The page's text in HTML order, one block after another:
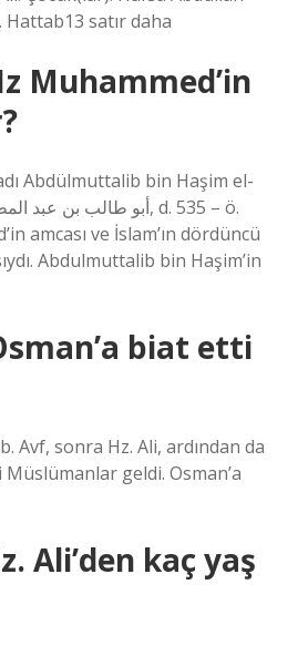
Hattab13 satır daha
Muhammed’in
Abdülmuttalib bin Haşim el-
amcası ve İslam’ın dördüncü
Abdulmuttalib bin Haşim’in
biat etti
Avf, sonra Hz. Ali, ardından da
Müslümanlar geldi. Osman’a
Ali’den kaç yaş